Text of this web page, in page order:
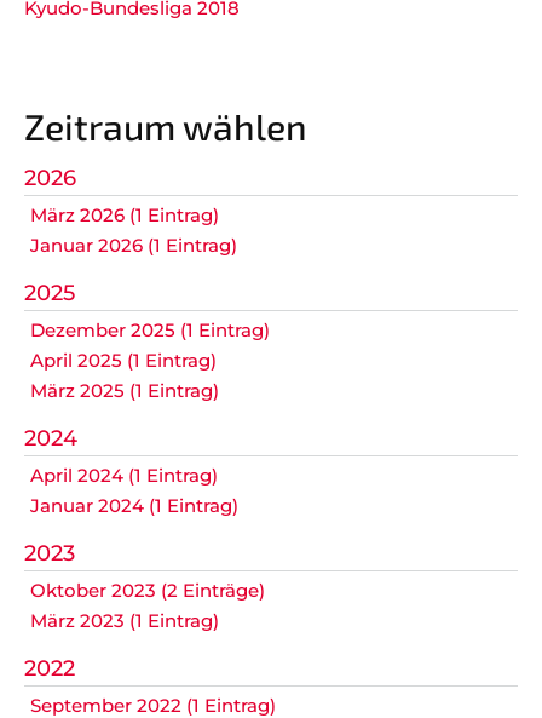
Kyudo-Bundesliga 2018
Zeitraum wählen
2026
März 2026 (1 Eintrag)
Januar 2026 (1 Eintrag)
2025
Dezember 2025 (1 Eintrag)
April 2025 (1 Eintrag)
März 2025 (1 Eintrag)
2024
April 2024 (1 Eintrag)
Januar 2024 (1 Eintrag)
2023
Oktober 2023 (2 Einträge)
März 2023 (1 Eintrag)
2022
September 2022 (1 Eintrag)
post@svo.germaringen.de
Navigation
überspringen
Anfahrt Impressum